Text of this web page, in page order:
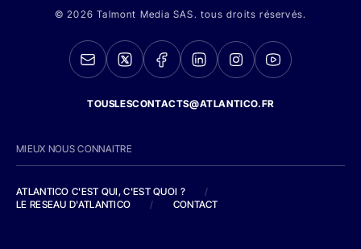
© 2026 Talmont Media SAS. tous droits réservés.
TOUSLESCONTACTS@ATLANTICO.FR
MIEUX NOUS CONNAITRE
ATLANTICO C'EST QUI, C'EST QUOI ?
/
LE RESEAU D'ATLANTICO
/ CONTACT